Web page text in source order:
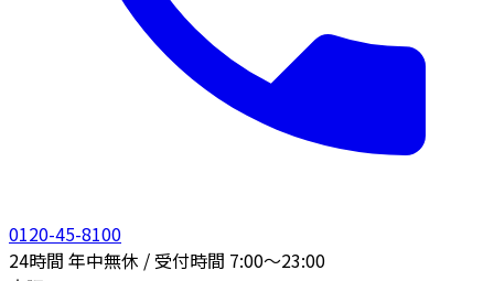
0120-45-8100
24時間 年中無休 / 受付時間 7:00〜23:00